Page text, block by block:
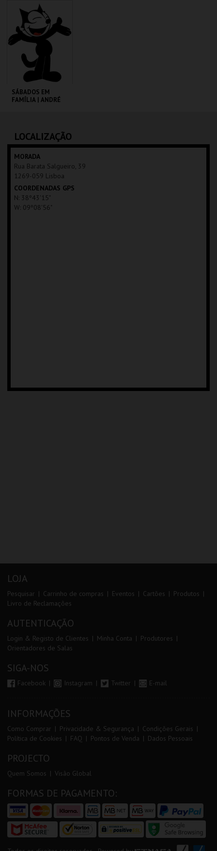
CINEMATECA
MAIS INFO
COMPRAR
SÁBADOS EM
FAMÍLIA | ANDRÉ
MAIS INFO
COMPRAR
LOCALIZAÇÃO
MORADA
Rua Barata Salgueiro, 39
1269-059 Lisboa
COORDENADAS GPS
N: 38º43'15"
W: 09º08'56"
LOJA
Pesquisar Carrinho de compras Eventos Cartões
Produtos
Livro de Reclamações
AUTENTICAÇÃO
Login & Registo de Clientes Minha Conta
Produtores
Orientadores de Salas
SIGA-NOS
Facebook Instagram Twitter E-mail
INFORMAÇÕES
Como Comprar Privacidade & Segurança
Condições Gerais
Política de Cookies
FAQ Pontos de Venda Dados Pessoais
PROJECTO
Quem Somos Visão Global
FORMAS DE PAGAMENTO: